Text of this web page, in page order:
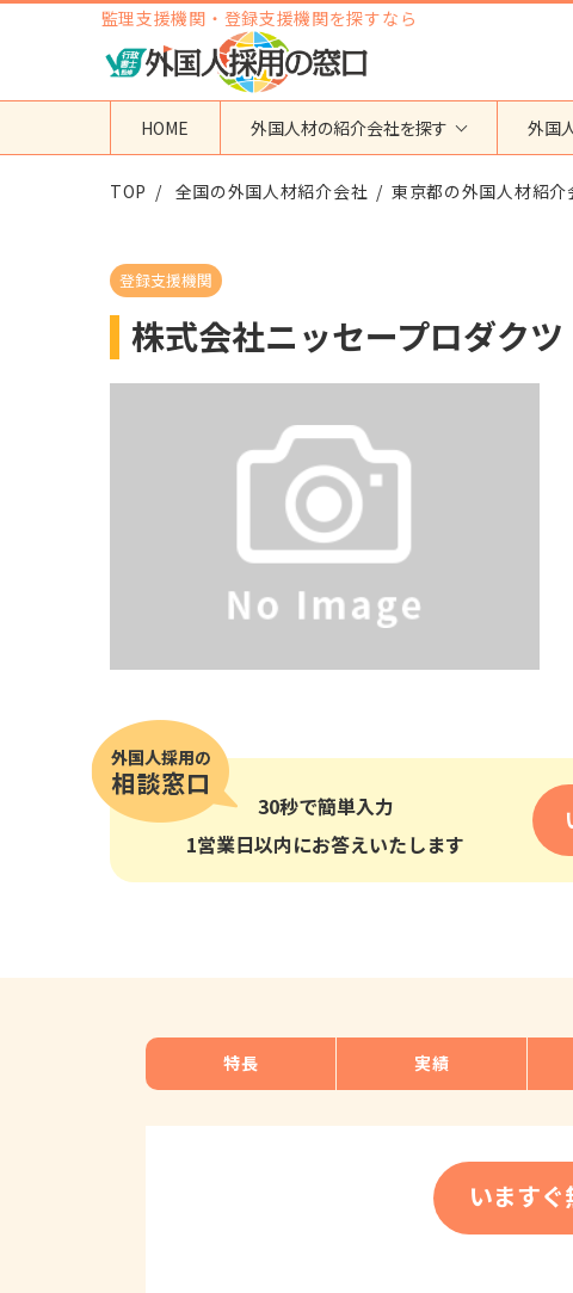
監理支援機関・登録支援機関を探すなら
HOME 外国人材の紹介会社を探す
地域から検索する
神奈川県
大阪府
その他の地域
国籍から検索する
ミャンマー
タイ
ネパール
中国
その他の国籍
外国
特定
外国
在留
教育
採用
調査
お役
TOP 全国の外国人材紹介会社 東京都の外国人材紹介
登録支援機関
株式会社ニッセープロダクツ
30秒で簡単入力
1営業日以内にお答えいたします
特長 実績
います